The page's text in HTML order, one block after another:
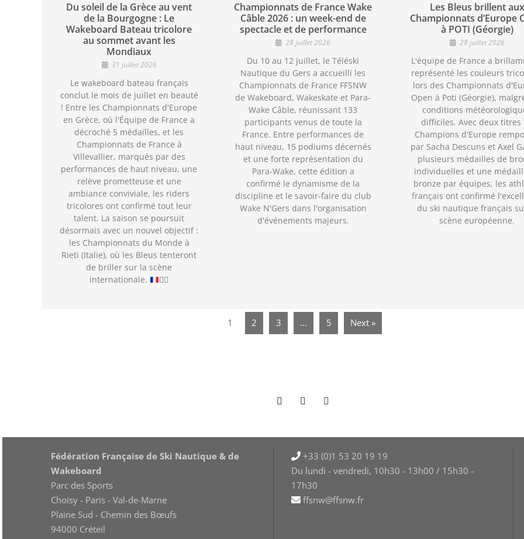
Du soleil de la Grèce au vent
de la Bourgogne : Le
Wakeboard Bateau tricolore
au sommet avant les
Mondiaux
31 juillet 2026
Le wakeboard bateau français
conclut le mois de juillet en beauté
! Entre les Championnats d'Europe
en Grèce, où l'Équipe de France a
décroché 5 médailles, et les
Championnats de France à
Villevallier, marqués par des
performances de haut niveau, une
relève prometteuse et une
ambiance conviviale, les riders
tricolores ont confirmé tout leur
talent. La saison se poursuit
désormais avec un nouvel objectif :
les Championnats du Monde à
Rieti (Italie), où les Bleus tenteront
de briller sur la scène
internationale.
🏄‍♂️
Championnats de France Wake
Câble 2026 : un week-end de
spectacle et de performance
28 juillet 2026
Du 10 au 12 juillet, le Téléski
Nautique du Gers a accueilli les
Championnats de France FFSNW
de Wakeboard, Wakeskate et Para-
Wake Câble, réunissant 133
participants venus de toute la
France. Entre performances de
haut niveau, 15 podiums décernés
et une forte représentation du
Para-Wake, cette édition a
confirmé le dynamisme de la
discipline et le savoir-faire du club
Wake N'Gers dans l'organisation
d'événements majeurs.
Les Bleus brillent aux
Championnats d’Europe
à POTI (Géorgie)
28 juillet 2026
L'équipe de France a
représenté les couleurs
lors des Championnats
Open à Poti (Géorgie),
conditions
difficiles. Avec deux titres
Champions d'Europe
par Sacha Descuns et Axel
plusieurs médailles de
individuelles et une
bronze par équipes, les
français ont confirmé
du ski nautique français
scène européenne.
1 2 3 … 5 Next »
Fédération Française de Ski Nautique & de
Wakeboard
Parc des Sports
Choisy - Paris - Val-de-Marne
Plaine Sud - Chemin des Bœufs
94000 Créteil
+33 (0)1 53 20 19 19
Du lundi - vendredi, 10h30 - 13h00 / 15h30 -
17h30
ffsnw@ffsnw.fr